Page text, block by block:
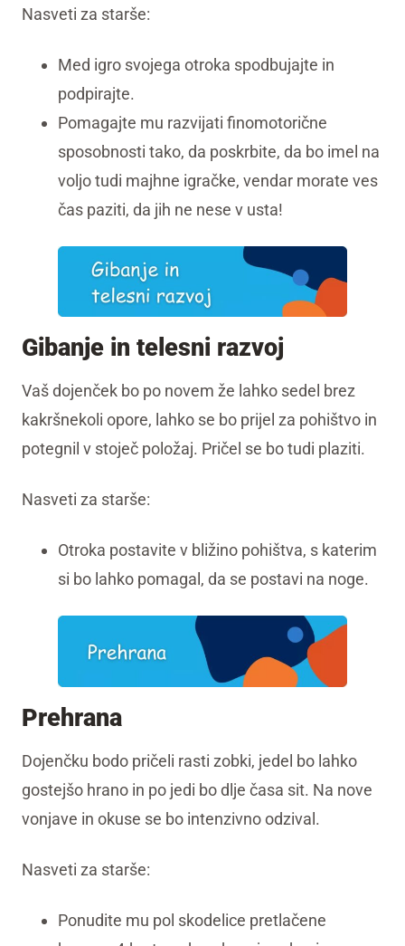
Nasveti za starše:
Med igro svojega otroka spodbujajte in
podpirajte.
Pomagajte mu razvijati finomotorične
sposobnosti tako, da poskrbite, da bo imel na
voljo tudi majhne igračke, vendar morate ves
čas paziti, da jih ne nese v usta!
Gibanje in telesni razvoj
Vaš dojenček bo po novem že lahko sedel brez
kakršnekoli opore, lahko se bo prijel za pohištvo in
potegnil v stoječ položaj. Pričel se bo tudi plaziti.
Nasveti za starše:
Otroka postavite v bližino pohištva, s katerim
si bo lahko pomagal, da se postavi na noge.
Prehrana
Dojenčku bodo pričeli rasti zobki, jedel bo lahko
gostejšo hrano in po jedi bo dlje časa sit. Na nove
vonjave in okuse se bo intenzivno odzival.
Nasveti za starše:
Ponudite mu pol skodelice pretlačene